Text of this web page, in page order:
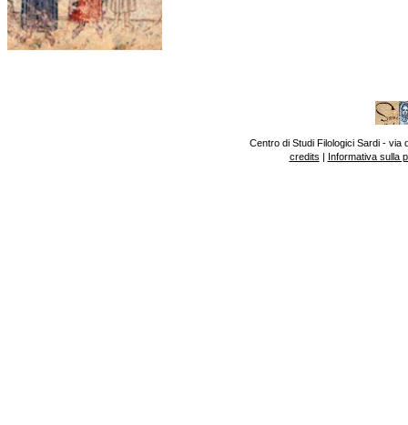
Centro di Studi Filologici Sardi - via
credits | Informativa sulla